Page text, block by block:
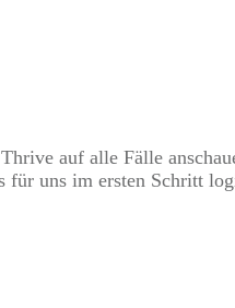
auf alle Fälle
uns im ersten Schritt